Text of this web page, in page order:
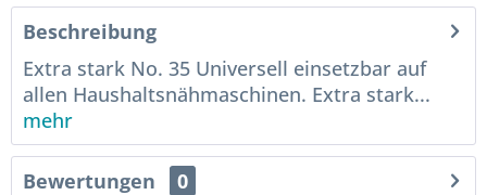
Beschreibung
Extra stark No. 35 Universell einsetzbar auf
allen Haushaltsnähmaschinen. Extra stark...
mehr
Bewertungen
0